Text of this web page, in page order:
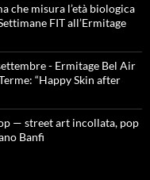
che misura l’età biologica
FIT all’Ermitage
- Ermitage Bel Air
“Happy Skin after
— street art incollata, pop
Banfi